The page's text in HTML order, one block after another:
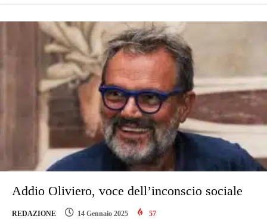
Addio Oliviero, voce dell’inconscio sociale
REDAZIONE 14 Gennaio 2025 57